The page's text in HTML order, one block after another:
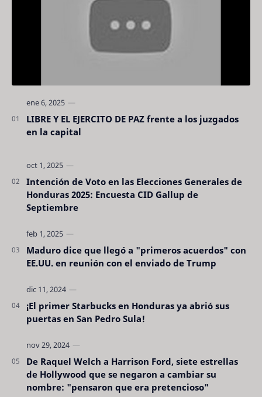
LIBRE Y EL EJERCITO DE PAZ frente a los juzgados
en la capital
Intención de Voto en las Elecciones Generales de
Honduras 2025: Encuesta CID Gallup de
Septiembre
Maduro dice que llegó a "primeros acuerdos" con
EE.UU. en reunión con el enviado de Trump
¡El primer Starbucks en Honduras ya abrió sus
puertas en San Pedro Sula!
De Raquel Welch a Harrison Ford, siete estrellas
de Hollywood que se negaron a cambiar su
nombre: "pensaron que era pretencioso"